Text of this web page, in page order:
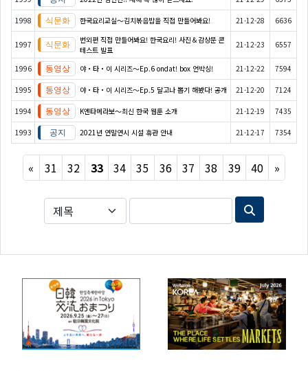
1998 한국요리교실〜김치볶음밥을 직접 만들어봐요! 21-12-28 6636
1997
번외편 직접 만들어봐요! 한국요리! 사진＆감상문 콘
테스트 발표
21-12-23 6557
1996 야・타・이 시리즈〜Ep.6 ondat! box 언박싱! 21-12-22 7594
1995 야・타・이 시리즈〜Ep.5 달고나 뽑기 해봤다! 공개 21-12-20 7124
1994 K엔타메라보～최신 한국 웹툰 소개 21-12-19 7435
1993 2021년 연말연시 시설 휴관 안내 21-12-17 7354
« Previous
31 32 33 34 35 36 37 38 39 40 »Next